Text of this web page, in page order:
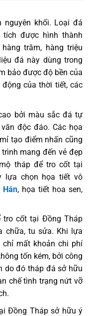
khối. Loại đá
được hình thành
trăm, hàng triệu
đá này dùng trong
bảo được độ bền của
của thời tiết, các
bởi màu sắc đá tự
độc đáo. Các họa
tạo điểm nhấn cũng
mang đến vẻ đẹp
tháp để tro cốt tại
lựa chọn họa tiết vô
Hán, họa tiết hoa sen,
tro cốt tại Đồng Tháp
chữa, tu sửa. Khi lựa
mất khoản chi phí
tốn kém, bởi công
do đó tháp đá sở hữu
chế tình trạng nứt vỡ
Đồng Tháp sở hữu ý